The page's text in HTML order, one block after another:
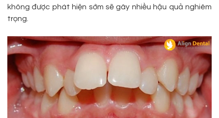
không được phát hiện sớm sẽ gây nhiều hậu quả nghiêm
trọng.